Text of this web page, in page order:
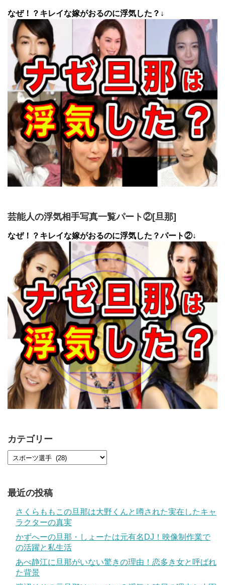
なぜ！？キレイな嫁がおるのに浮気した？↓
芸能人の浮気相手写真一覧パート②[旦那]
なぜ！？キレイな嫁がおるのに浮気した？パート②↓
カテゴリー
最近の投稿
さくらももこの旦那は大野くんと噂された実在したキャ
ラクターの真実
かずへーの旦那・しょーたは元有名DJ！映像制作業で
の活躍と私生活
あべ静江に旦那がいない驚きの理由！恋多き女と呼ばれ
た背景